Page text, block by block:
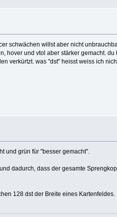
schwächen willst aber nicht
hover und vtol aber stärker gemacht.
verkürtzt. was "dst" heisst weiss ich
und grün für "besser gemacht".
dadurch, dass der gesamte
128 dst der Breite eines Kartenfeldes.